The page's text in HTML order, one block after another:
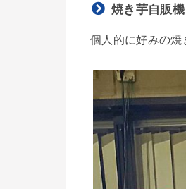
焼き芋自販機
個人的に好みの焼